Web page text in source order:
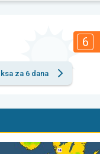
6
za 6 dana
u delu Evrope. Prijatno